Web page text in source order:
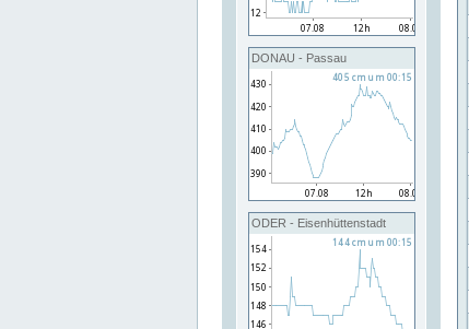
DONAU - Passau
ODER - Eisenhüttenstadt